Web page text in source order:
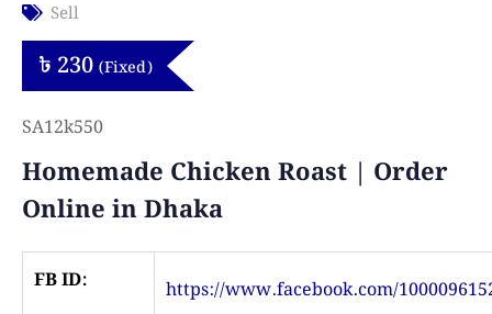
Sell
৳ 230 (Fixed)
SA12k550
Homemade Chicken Roast | Order
Online in Dhaka
FB ID: https://www.facebook.com/